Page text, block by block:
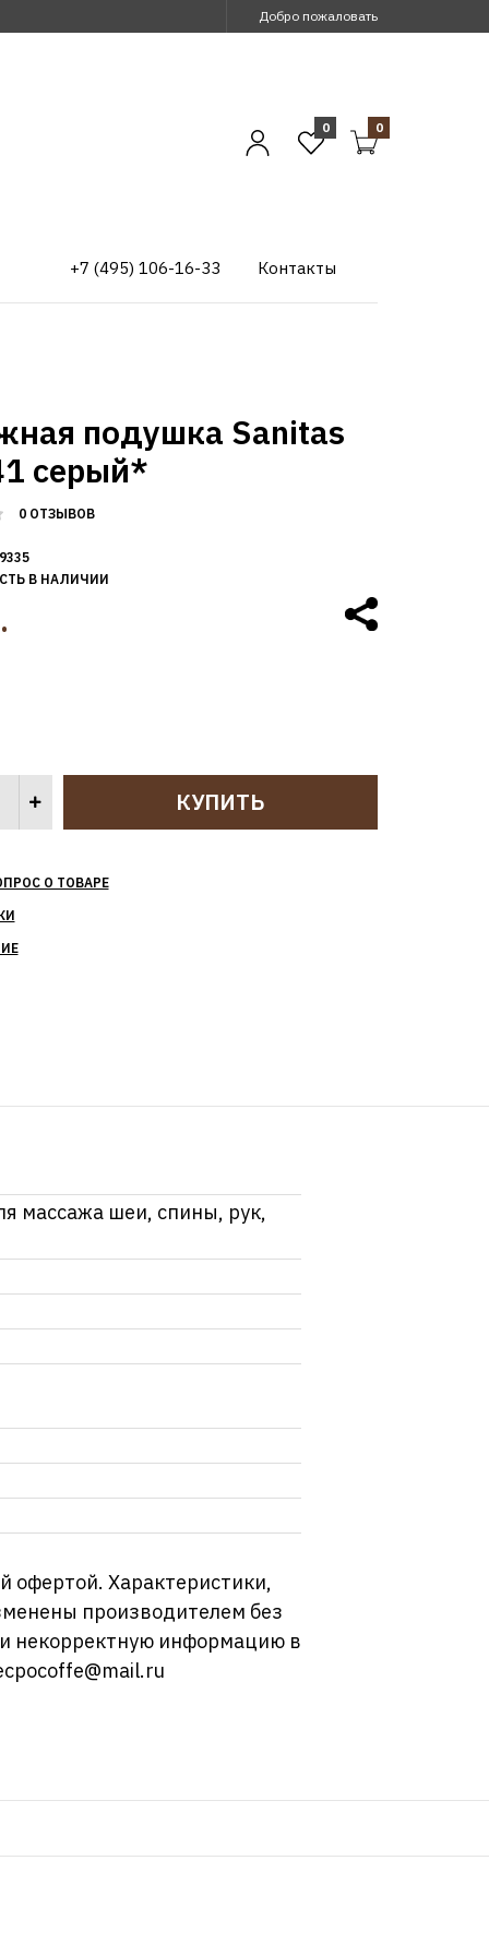
Добро пожаловать
0 0
+7 (495) 106-16-33 Контакты
подушка Sanitas
серый*
0 ОТЗЫВОВ
В НАЛИЧИИ
О ТОВАРЕ
массажа шеи, спины, рук,
офертой. Характеристики,
производителем без
некорректную информацию в